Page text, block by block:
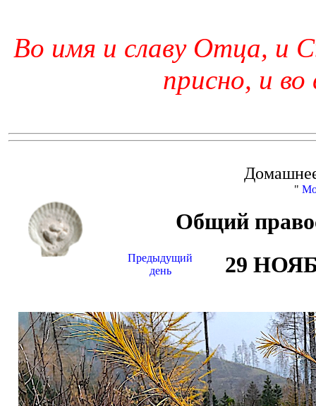
Во имя и славу Отца, и
присно, и во
"
Общий
Предыдущий
день
29